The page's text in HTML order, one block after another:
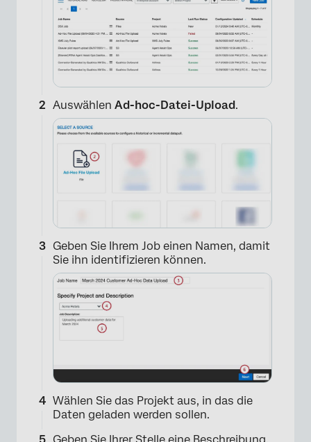
Auswählen Ad-hoc-Datei-Upload.
​​Geben Sie Ihrem Job einen Namen, damit
Sie ihn identifizieren können.
Wählen Sie das Projekt aus, in das die
Daten geladen werden sollen.
Geben Sie Ihrer Stelle eine Beschreibung,